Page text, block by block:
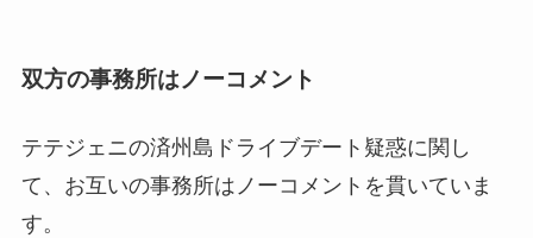
双方の事務所はノーコメント
テテジェニの済州島ドライブデート疑惑に関し
て、お互いの事務所はノーコメントを貫いていま
す。